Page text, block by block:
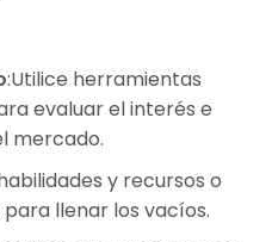
:Utilice herramientas
evaluar el interés e
mercado.
y recursos o
llenar los vacíos.